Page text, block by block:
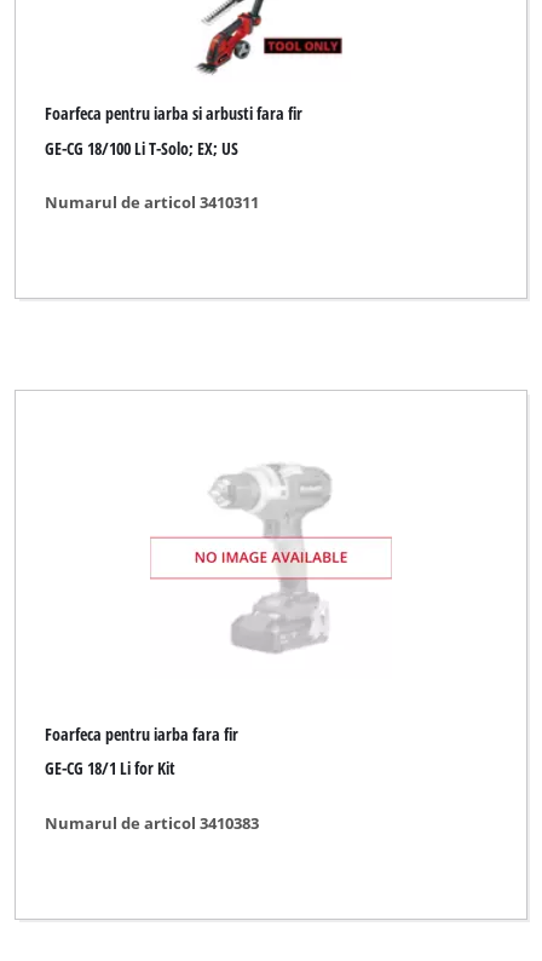
Foarfeca pentru iarba si arbusti fara fir
GE-CG 18/100 Li T-Solo; EX; US
Numarul de articol 3410311
Foarfeca pentru iarba fara fir
GE-CG 18/1 Li for Kit
Numarul de articol 3410383